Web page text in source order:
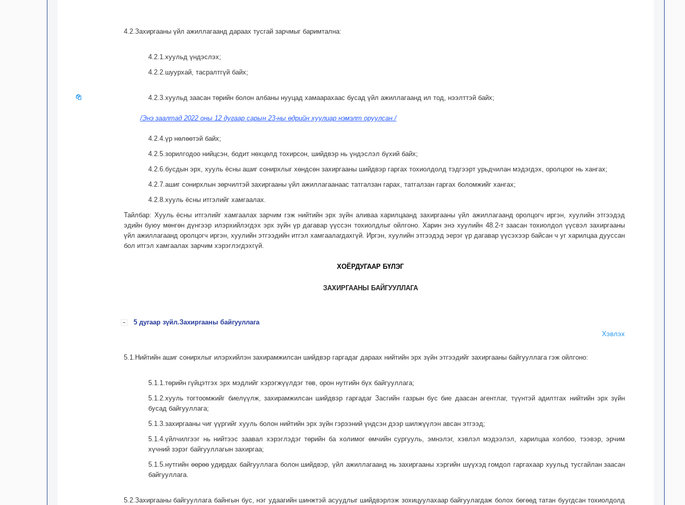
4.2.Захиргааны үйл ажиллагаанд дараах тусгай зарчмыг баримтална:
4.2.1.хуульд үндэслэх;
4.2.2.шуурхай, тасралтгүй байх;
4.2.3.хуульд заасан төрийн болон албаны нууцад хамаарахаас бусад үйл ажиллагаанд ил тод, нээлттэй байх;
/Энэ заалтад 2022 оны 12 дугаар сарын 23-ны өдрийн хуулиар нэмэлт оруулсан./
4.2.4.үр нөлөөтэй байх;
4.2.5.зорилгодоо нийцсэн, бодит нөхцөлд тохирсон, шийдвэр нь үндэслэл бүхий байх;
4.2.6.бусдын эрх, хууль ёсны ашиг сонирхлыг хөндсөн захиргааны шийдвэр гаргах тохиолдолд тэдгээрт урьдчилан мэдэгдэх, оролцоог нь хангах;
4.2.7.ашиг сонирхлын зөрчилтэй захиргааны үйл ажиллагаанаас татгалзан гарах, татгалзан гаргах боломжийг хангах;
4.2.8.хууль ёсны итгэлийг хамгаалах.
Тайлбар: Хууль ёсны итгэлийг хамгаалах зарчим гэж нийтийн эрх зүйн аливаа харилцаанд захиргааны үйл ажиллагаанд оролцогч иргэн, хуулийн этгээдэд
эдийн буюу мөнгөн дүнгээр илэрхийлэгдэх эрх зүйн үр дагавар үүссэн тохиолдлыг ойлгоно. Харин энэ хуулийн 48.2-т заасан тохиолдол үүсвэл захиргааны
үйл ажиллагаанд оролцогч иргэн, хуулийн этгээдийн итгэл хамгаалагдахгүй. Иргэн, хуулийн этгээдэд эерэг үр дагавар үүсэхээр байсан ч уг харилцаа дууссан
бол итгэл хамгаалах зарчим хэрэглэгдэхгүй.
ХОЁРДУГААР БҮЛЭГ
ЗАХИРГААНЫ БАЙГУУЛЛАГА
5 дугаар зүйл.Захиргааны байгууллага
Хэвлэх
5.1.Нийтийн ашиг сонирхлыг илэрхийлэн захирамжилсан шийдвэр гаргадаг дараах нийтийн эрх зүйн этгээдийг захиргааны байгууллага гэж ойлгоно:
5.1.1.төрийн гүйцэтгэх эрх мэдлийг хэрэгжүүлдэг төв, орон нутгийн бүх байгууллага;
5.1.2.хууль тогтоомжийг биелүүлж, захирамжилсан шийдвэр гаргадаг Засгийн газрын бус бие даасан агентлаг, түүнтэй адилтгах нийтийн эрх зүйн
бусад байгууллага;
5.1.3.захиргааны чиг үүргийг хууль болон нийтийн эрх зүйн гэрээний үндсэн дээр шилжүүлэн авсан этгээд;
5.1.4.үйлчилгээг нь нийтээс заавал хэрэглэдэг төрийн ба холимог өмчийн сургууль, эмнэлэг, хэвлэл мэдээлэл, харилцаа холбоо, тээвэр, эрчим
хүчний зэрэг байгууллагын захиргаа;
5.1.5.нутгийн өөрөө удирдах байгууллага болон шийдвэр, үйл ажиллагаанд нь захиргааны хэргийн шүүхэд гомдол гаргахаар хуульд тусгайлан заасан
байгууллага.
5.2.Захиргааны байгууллага байнгын бус, нэг удаагийн шинжтэй асуудлыг шийдвэрлэж зохицуулахаар байгуулагдаж болох бөгөөд татан буугдсан тохиолдолд